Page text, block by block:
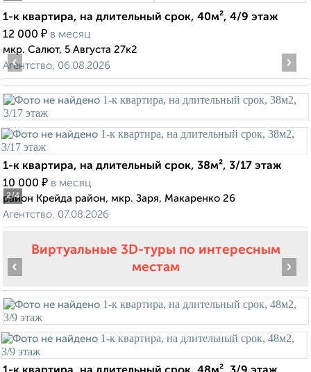
1-к квартира, на длительный срок, 40м², 4/9 этаж
12 000 ₽ в месяц
мкр. Салют, 5 Августа 27к2
Агентство, 06.08.2026
2/4
‹ ›
1-к квартира, на длительный срок, 38м², 3/17 этаж
10 000 ₽ в месяц
район Крейда район, мкр. Заря, Макаренко 26
Агентство, 07.08.2026
Виртуальные 3D-туры по интересным
местам
‹ ›